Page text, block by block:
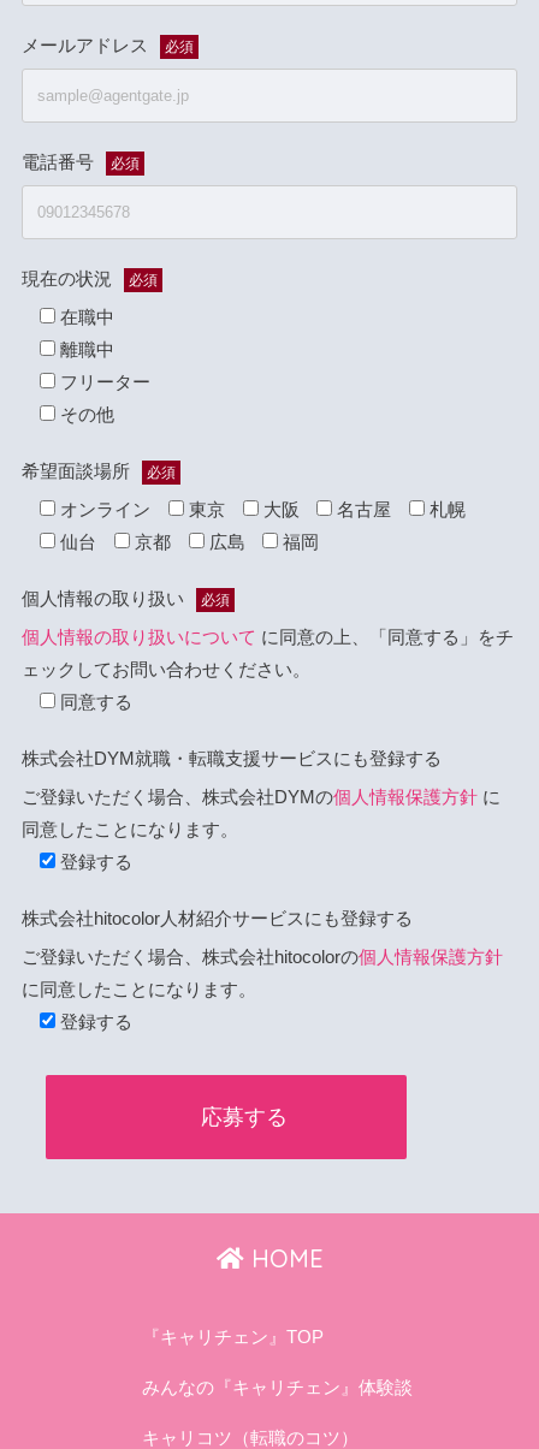
メールアドレス 必須
電話番号 必須
現在の状況 必須
在職中
離職中
フリーター
その他
希望面談場所 必須
オンライン 東京 大阪 名古屋
札幌
仙台
京都 広島 福岡
個人情報の取り扱い 必須
個人情報の取り扱いについて に同意の上、「同意する」をチ
ェックしてお問い合わせください。
同意する
株式会社DYM就職・転職支援サービスにも登録する
ご登録いただく場合、株式会社DYMの個人情報保護方針に
同意したことになります。
登録する
株式会社hitocolor人材紹介サービスにも登録する
ご登録いただく場合、株式会社hitocolorの個人情報保護方針
に同意したことになります。
登録する
HOME
『キャリチェン』TOP
みんなの『キャリチェン』体験談
キャリコツ（転職のコツ）